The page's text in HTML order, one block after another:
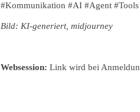
#Kommunikation #AI #Agent #Tools
Bild: KI-generiert, midjourney
Websession: Link wird bei